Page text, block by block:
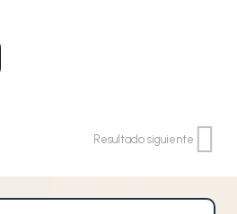
Resultado siguiente